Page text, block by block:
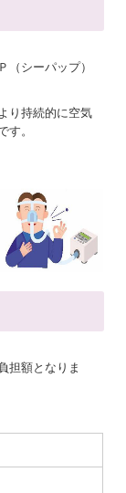
（シーパップ）
り持続的に空気
す。
担額となりま